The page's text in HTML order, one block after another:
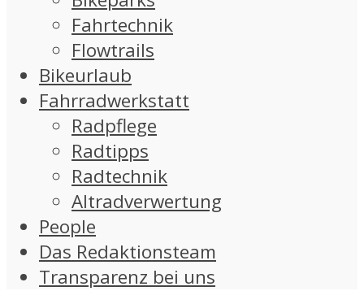
Fahrtechnik
Flowtrails
Bikeurlaub
Fahrradwerkstatt
Radpflege
Radtipps
Radtechnik
Altradverwertung
People
Das Redaktionsteam
Transparenz bei uns